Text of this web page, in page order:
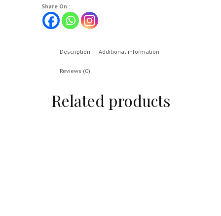
Share On :
Description Additional information
Reviews (0)
Related products